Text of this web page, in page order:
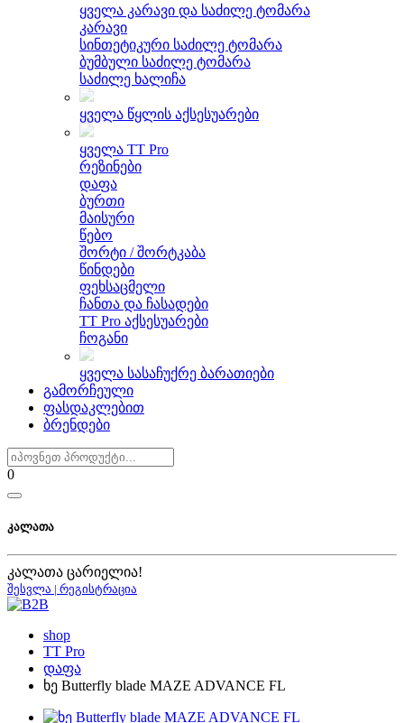
ყველა კარავი და საძილე ტომარა
კარავი
სინთეტიკური საძილე ტომარა
ბუმბული საძილე ტომარა
საძილე ხალიჩა
ყველა წყლის აქსესუარები
ყველა TT Pro
რეზინები
დაფა
ბურთი
მაისური
წებო
შორტი / შორტკაბა
წინდები
ფეხსაცმელი
ჩანთა და ჩასადები
TT Pro აქსესუარები
ჩოგანი
ყველა სასაჩუქრე ბარათიები
გამორჩეული
ფასდაკლებით
ბრენდები
0
კალათა
კალათა ცარიელია!
შესვლა | რეგისტრაცია
shop
TT Pro
დაფა
ხე Butterfly blade MAZE ADVANCE FL